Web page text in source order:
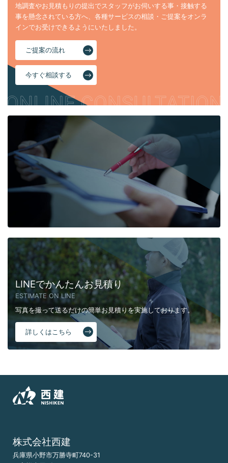
地調査やお見積もりの提出でスタッフがお伺いする事・接触する
事を懸念されている方へ、各種サービスの相談・ご提案をオンラ
インでお受けできるようにいたしました。
ご提案の流れ
今すぐ相談する
LINEでかんたんお見積り
ESTIMATE ON LINE
写真を撮って送るだけの簡単お見積りを実施しております。
詳しくはこちら
株式会社西建
兵庫県小野市万勝寺町740-31